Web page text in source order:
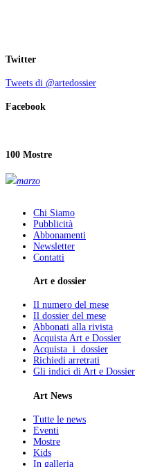
Twitter
Tweets di @artedossier
Facebook
100 Mostre
marzo
Chi Siamo
Pubblicità
Abbonamenti
Newsletter
Contatti
Art e dossier
Il numero del mese
Il dossier del mese
Abbonati alla rivista
Acquista Art e Dossier
Acquista i dossier
Richiedi arretrati
Gli indici di Art e Dossier
Art News
Tutte le news
Eventi
Mostre
Kids
In galleria